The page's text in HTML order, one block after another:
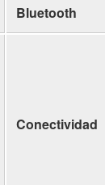
Bluetooth
Conectividad